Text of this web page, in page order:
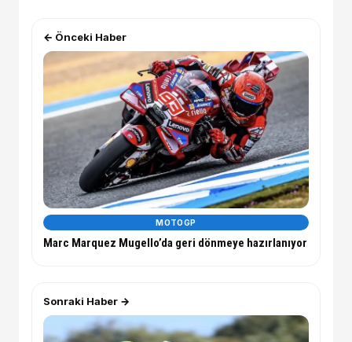
← Önceki Haber
MOTOGP
Marc Marquez Mugello’da geri dönmeye hazırlanıyor
Sonraki Haber →